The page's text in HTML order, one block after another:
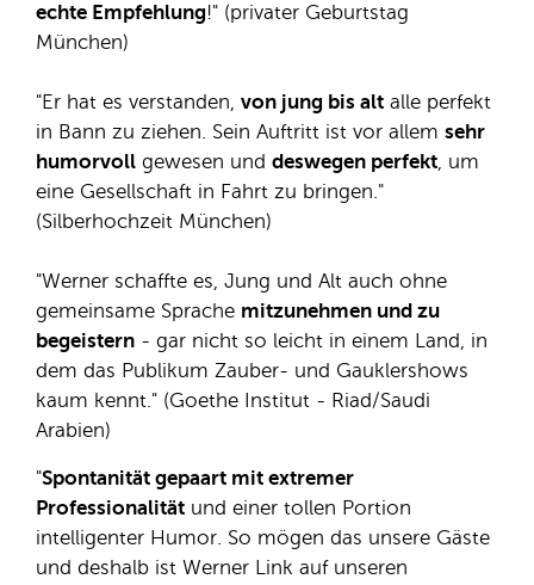
echte Empfehlung!" (privater Geburtstag
München)
"Er hat es verstanden, von jung bis alt alle perfekt
in Bann zu ziehen. Sein Auftritt ist vor allem sehr
humorvoll gewesen und deswegen perfekt, um
eine Gesellschaft in Fahrt zu bringen."
(Silberhochzeit München)
"Werner schaffte es, Jung und Alt auch ohne
gemeinsame Sprache mitzunehmen und zu
begeistern - gar nicht so leicht in einem Land, in
dem das Publikum Zauber- und Gauklershows
kaum kennt." (Goethe Institut - Riad/Saudi
Arabien)
"Spontanität gepaart mit extremer
Professionalität und einer tollen Portion
intelligenter Humor. So mögen das unsere Gäste
und deshalb ist Werner Link auf unseren